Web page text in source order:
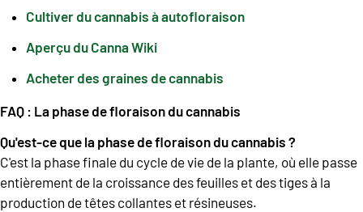
Cultiver du cannabis à autofloraison
Aperçu du Canna Wiki
Acheter des graines de cannabis
FAQ : La phase de floraison du cannabis
Qu'est-ce que la phase de floraison du cannabis ?
C'est la phase finale du cycle de vie de la plante, où elle passe
entièrement de la croissance des feuilles et des tiges à la
production de têtes collantes et résineuses.